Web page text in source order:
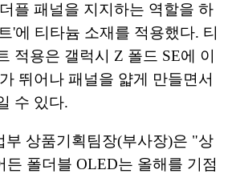
플 패널을 지지하는 역할을 하
'에 티타늄 소재를 적용했다. 티
적용은 갤럭시 Z 폴드 SE에 이
뛰어나 패널을 얇게 만들면서
수 있다.
부 상품기획팀장(부사장)은 "상
든 폴더블 OLED는 올해를 기점